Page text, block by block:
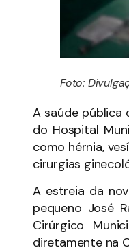
Foto:
A saúde pública
do Hospital
como hérnia,
cirurgias
A estreia da
pequeno José
Cirúrgico
diretamente na